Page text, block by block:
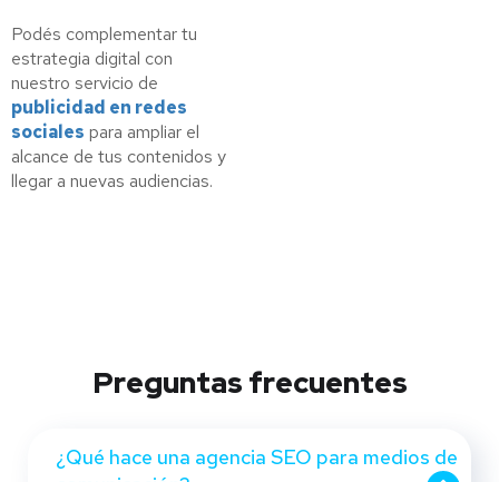
Podés complementar tu
estrategia digital con
nuestro servicio de
publicidad en redes
sociales para ampliar el
alcance de tus contenidos y
llegar a nuevas audiencias.
Preguntas frecuentes
¿Qué hace una agencia SEO para medios de